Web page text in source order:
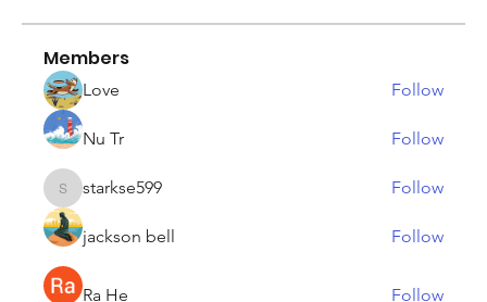
Members
Love Follow
Nu Tr Follow
starkse599
starkse599 Follow
jackson bell Follow
Ra He Follow